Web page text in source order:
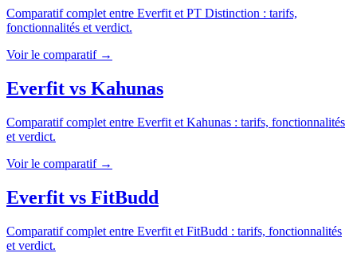
Comparatif complet entre Everfit et PT Distinction : tarifs,
fonctionnalités et verdict.
Voir le comparatif →
Everfit vs Kahunas
Comparatif complet entre Everfit et Kahunas : tarifs, fonctionnalités
et verdict.
Voir le comparatif →
Everfit vs FitBudd
Comparatif complet entre Everfit et FitBudd : tarifs, fonctionnalités
et verdict.